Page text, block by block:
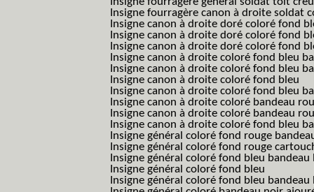
Insigne fourragère canon à droite soldat
Insigne canon à droite doré coloré fond
Insigne canon à droite doré coloré fond
Insigne canon à droite doré coloré fond
Insigne canon à droite coloré fond bleu
Insigne canon à droite coloré fond bleu
Insigne canon à droite coloré fond bleu
Insigne canon à droite coloré fond bleu
Insigne canon à droite coloré bandeau
Insigne canon à droite coloré bandeau
Insigne canon à droite coloré fond bleu
Insigne général coloré fond rouge
Insigne général coloré fond rouge
Insigne général coloré fond bleu bandeau
Insigne général coloré fond bleu
Insigne général coloré fond bleu bandeau